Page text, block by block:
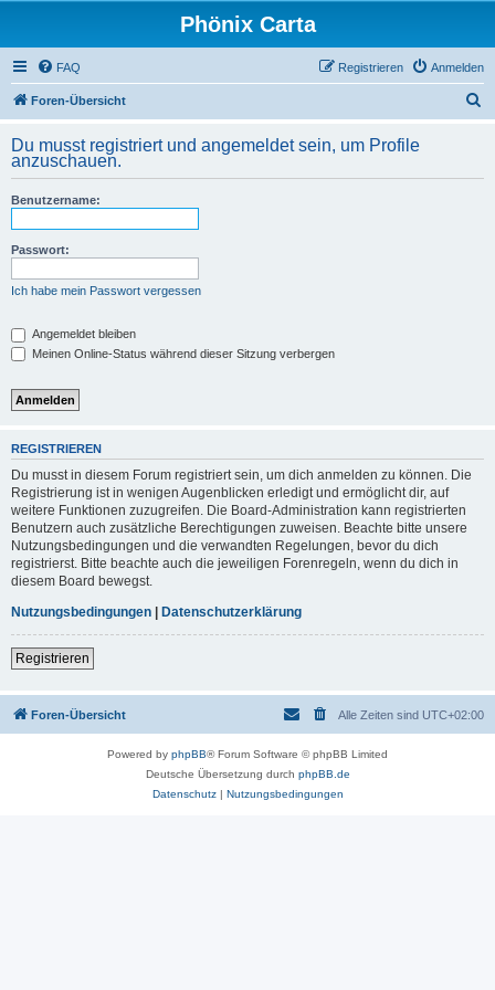
Phönix Carta
FAQ Anmelden
Registrieren
Foren-Übersicht
h
Du musst registriert und angemeldet sein, um Profile
anzuschauen.
Benutzername:
Passwort:
Ich habe mein Passwort vergessen
Angemeldet bleiben
Meinen Online-Status während dieser Sitzung verbergen
REGISTRIEREN
Du musst in diesem Forum registriert sein, um dich anmelden zu können. Die
Registrierung ist in wenigen Augenblicken erledigt und ermöglicht dir, auf
weitere Funktionen zuzugreifen. Die Board-Administration kann registrierten
Benutzern auch zusätzliche Berechtigungen zuweisen. Beachte bitte unsere
Nutzungsbedingungen und die verwandten Regelungen, bevor du dich
registrierst. Bitte beachte auch die jeweiligen Forenregeln, wenn du dich in
diesem Board bewegst.
Nutzungsbedingungen | Datenschutzerklärung
Registrieren
Foren-Übersicht Alle Zeiten sind UTC+02:00
Powered by phpBB® Forum Software © phpBB Limited
Deutsche Übersetzung durch phpBB.de
Datenschutz| Nutzungsbedingungen